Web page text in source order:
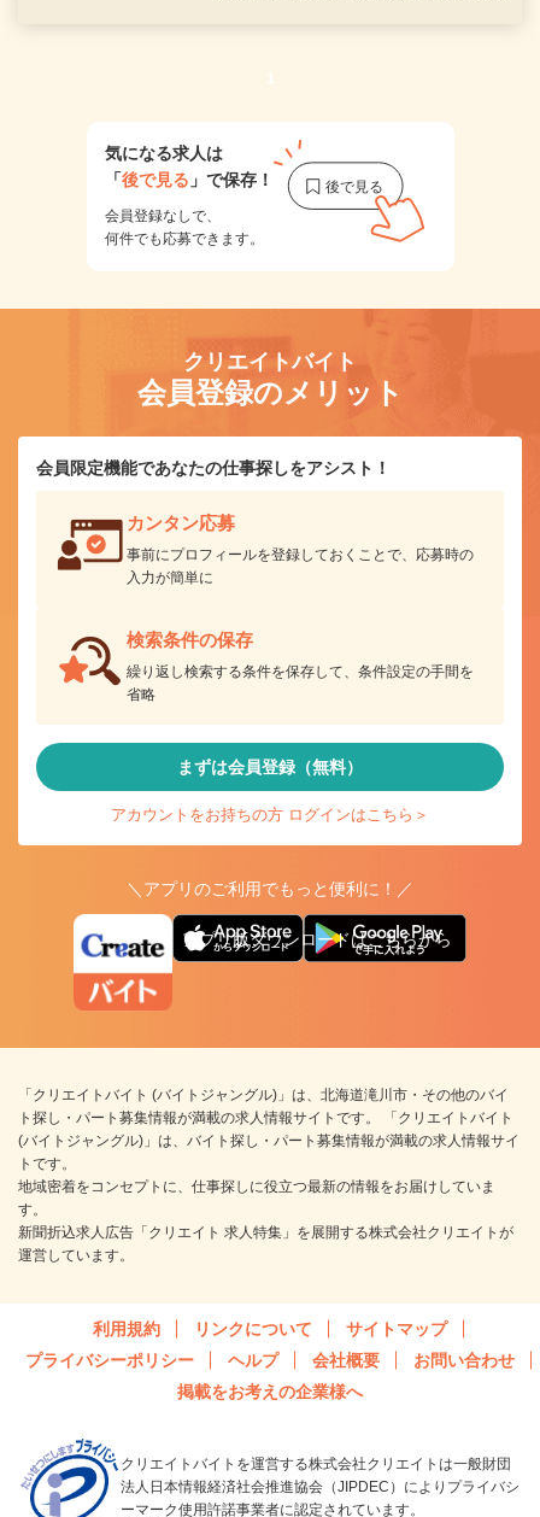
1
気になる求人は
「後で見る 」で保存！
会員登録なしで、
何件でも応募できます。
クリエイトバイト
会員登録のメリット
会員限定機能であなたの仕事探しをアシスト！
カンタン応募
事前にプロフィールを登録しておくことで、応募時の
入力が簡単に
検索条件の保存
繰り返し検索する条件を保存して、条件設定の手間を
省略
まずは会員登録（無料）
アカウントをお持ちの方 ログインはこちら＞
＼アプリのご利用でもっと便利に！／
アプリ版ダウンロードはこちらから
「クリエイトバイト (バイトジャングル)」は、北海道滝川市・その他のバイ
ト探し・パート募集情報が満載の求人情報サイトです。 「クリエイトバイト
(バイトジャングル)」は、バイト探し・パート募集情報が満載の求人情報サイ
トです。
地域密着をコンセプトに、仕事探しに役立つ最新の情報をお届けしていま
す。
新聞折込求人広告「クリエイト 求人特集」を展開する株式会社クリエイトが
運営しています。
利用規約 リンクについて
サイトマップ
プライバシーポリシー
ヘルプ 会社概要
お問い合わせ
掲載をお考えの企業様へ
クリエイトバイトを運営する株式会社クリエイトは一般財団
法人日本情報経済社会推進協会（JIPDEC）によりプライバシ
ーマーク使用許諾事業者に認定されています。